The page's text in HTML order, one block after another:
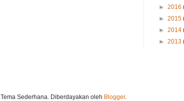
► 2016
► 2015
► 2014
► 2013
Tema Sederhana. Diberdayakan oleh Blogger.